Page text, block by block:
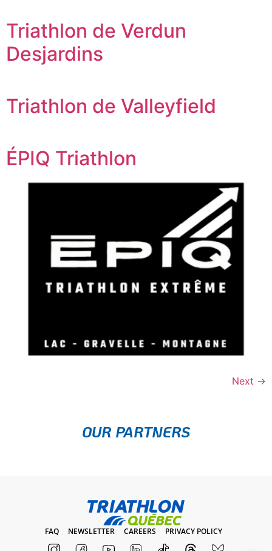
Triathlon de Verdun
Desjardins
Triathlon de Valleyfield
ÉPIQ Triathlon
Next →
OUR PARTNERS
FAQ NEWSLETTER CAREERS PRIVACY POLICY